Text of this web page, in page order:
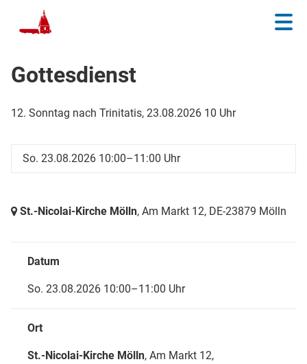
Gottesdienst
12. Sonntag nach Trinitatis, 23.08.2026 10 Uhr
So. 23.08.2026 10:00–11:00 Uhr
St.-Nicolai-Kirche Mölln, Am Markt 12, DE-23879 Mölln
Datum
So. 23.08.2026 10:00–11:00 Uhr
Ort
St.-Nicolai-Kirche Mölln, Am Markt 12,